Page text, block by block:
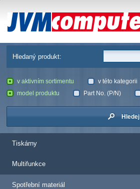
JVM Computers
Hledaný produkt:
v aktivním sortimentu
v této kategorii
model produktu
Part No. (P/N)
Hledej
Tiskárny
Multifunkce
Spotřební materiál